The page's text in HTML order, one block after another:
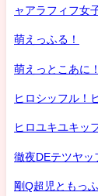
ャアラフィフ女
萌えっふる！
萌えっとこあに！
ヒロシッフル！
ヒロユキユキッ
徹夜DEテツヤッ
剛Q超児ともっふ